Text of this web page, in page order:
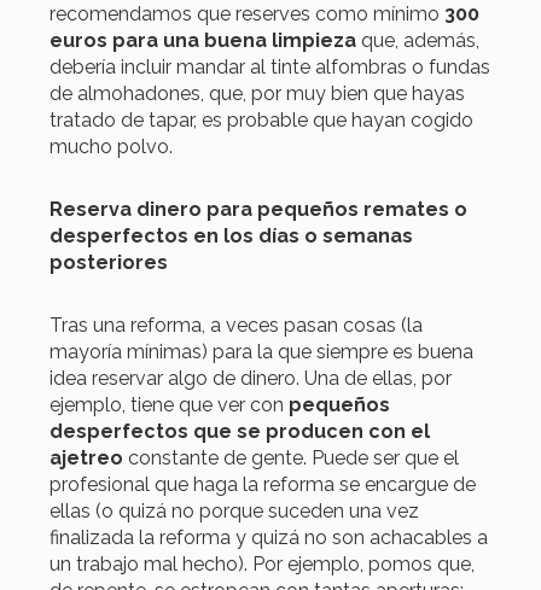
recomendamos que reserves como mínimo 300
euros para una buena limpieza que, además,
debería incluir mandar al tinte alfombras o fundas
de almohadones, que, por muy bien que hayas
tratado de tapar, es probable que hayan cogido
mucho polvo.
Reserva dinero para pequeños remates o
desperfectos en los días o semanas
posteriores
Tras una reforma, a veces pasan cosas (la
mayoría mínimas) para la que siempre es buena
idea reservar algo de dinero. Una de ellas, por
ejemplo, tiene que ver con pequeños
desperfectos que se producen con el
ajetreo constante de gente. Puede ser que el
profesional que haga la reforma se encargue de
ellas (o quizá no porque suceden una vez
finalizada la reforma y quizá no son achacables a
un trabajo mal hecho). Por ejemplo, pomos que,